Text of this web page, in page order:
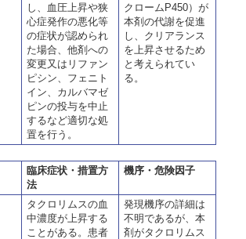
し、血圧上昇や狭
心症発作の悪化等
の症状が認められ
た場合、他剤への
変更又はリファン
ピシン、フェニト
イン、カルバマゼ
ピンの投与を中止
するなど適切な処
置を行う。
クロームP450）が
本剤の代謝を促進
し、クリアランス
を上昇させるため
と考えられてい
る。
臨床症状・措置方
法
機序・危険因子
タクロリムスの血
中濃度が上昇する
ことがある。患者
発現機序の詳細は
不明であるが、本
剤がタクロリムス